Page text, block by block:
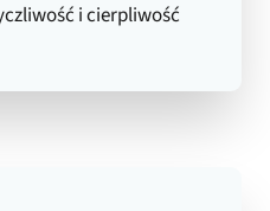
i cierpliwość